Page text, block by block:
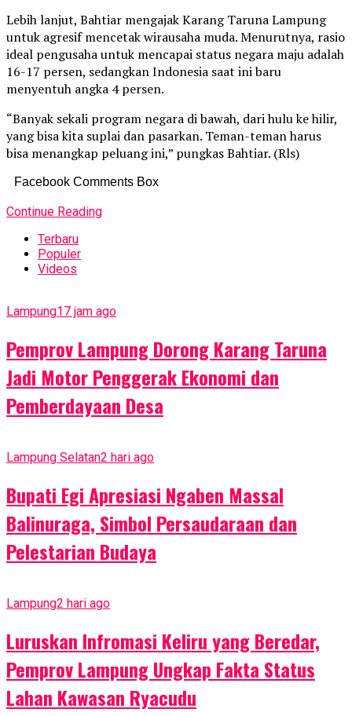
Lebih lanjut, Bahtiar mengajak Karang Taruna Lampung
untuk agresif mencetak wirausaha muda. Menurutnya, rasio
ideal pengusaha untuk mencapai status negara maju adalah
16-17 persen, sedangkan Indonesia saat ini baru
menyentuh angka 4 persen.
“Banyak sekali program negara di bawah, dari hulu ke hilir,
yang bisa kita suplai dan pasarkan. Teman-teman harus
bisa menangkap peluang ini,” pungkas Bahtiar. (Rls)
Facebook Comments Box
Continue Reading
Terbaru
Populer
Videos
Lampung17 jam ago
Pemprov Lampung Dorong Karang Taruna
Jadi Motor Penggerak Ekonomi dan
Pemberdayaan Desa
Lampung Selatan2 hari ago
Bupati Egi Apresiasi Ngaben Massal
Balinuraga, Simbol Persaudaraan dan
Pelestarian Budaya
Lampung2 hari ago
Luruskan Infromasi Keliru yang Beredar,
Pemprov Lampung Ungkap Fakta Status
Lahan Kawasan Ryacudu